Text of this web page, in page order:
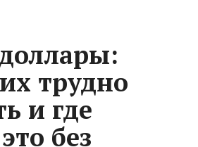
трудно
и где
без